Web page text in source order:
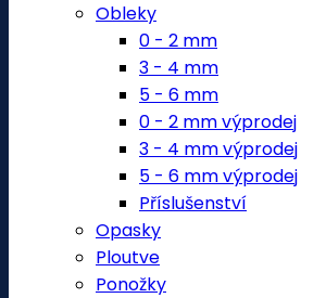
Obleky
0 - 2 mm
3 - 4 mm
5 - 6 mm
0 - 2 mm výprodej
3 - 4 mm výprodej
5 - 6 mm výprodej
Příslušenství
Opasky
Ploutve
Ponožky